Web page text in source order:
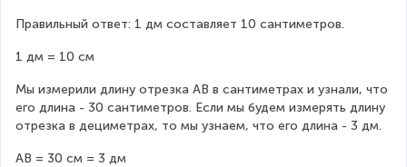
Правильный ответ: 1 дм составляет 10 сантиметров.
1 дм = 10 см
Мы измерили длину отрезка AB в сантиметрах и узнали, что
его длина - 30 сантиметров. Если мы будем измерять длину
отрезка в дециметрах, то мы узнаем, что его длина - 3 дм.
AB = 30 см = 3 дм